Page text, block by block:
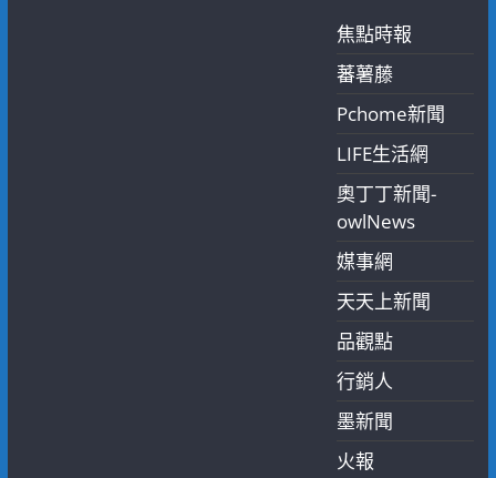
焦點時報
蕃薯藤
Pchome新聞
LIFE生活網
奧丁丁新聞-
owlNews
媒事網
天天上新聞
品觀點
行銷人
墨新聞
火報